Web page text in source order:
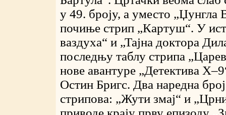
у 49. броју, а уместо „Џунгла
почиње стрип „Картуш“. У
ваздуха“ и „Тајна доктора
последњу таблу стрипа
нове авантуре „Детектива
Остин Бригс. Два наредна
стрипова: „Жути змај“ и